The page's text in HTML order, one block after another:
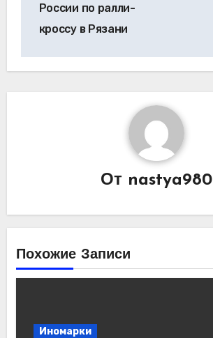
России по ралли-
кроссу в Рязани
От nastya980
Похожие Записи
Иномарки